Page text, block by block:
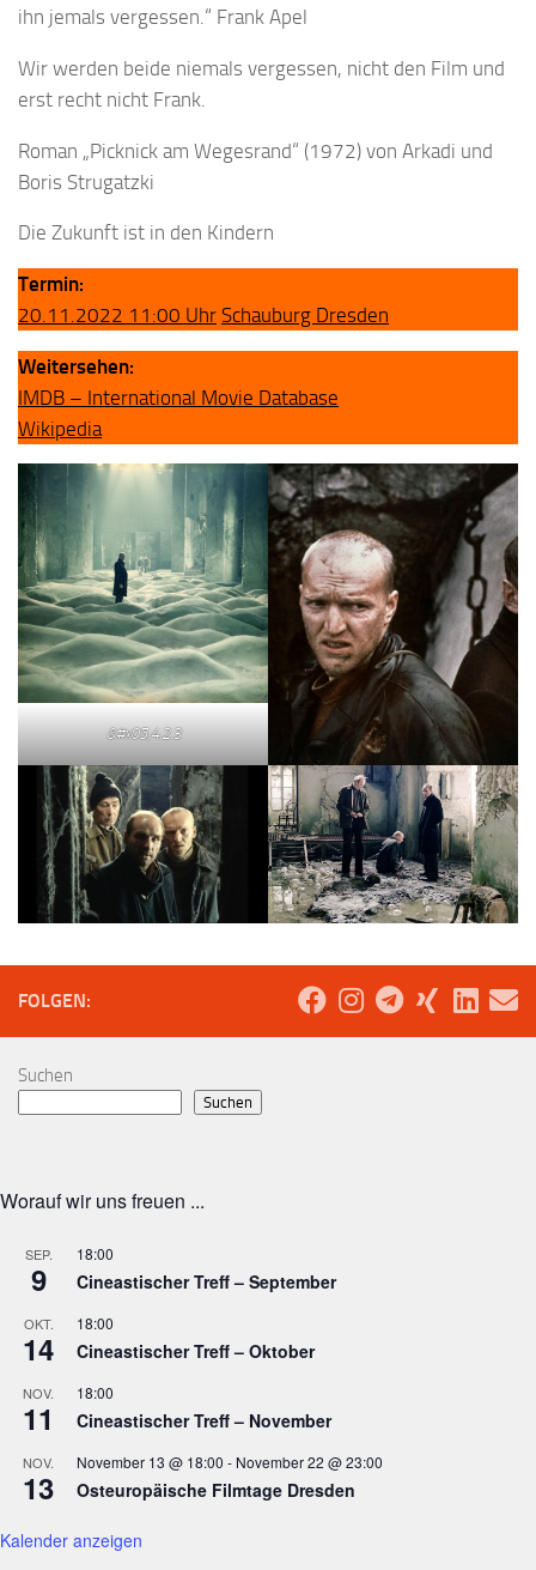
ihn jemals vergessen.“ Frank Apel
Wir werden beide niemals vergessen, nicht den Film und
erst recht nicht Frank.
Roman „Picknick am Wegesrand“ (1972) von Arkadi und
Boris Strugatzki
Die Zukunft ist in den Kindern
Termin:
20.11.2022 11:00 Uhr Schauburg Dresden
Weitersehen:
IMDB – International Movie Database
Wikipedia
&#x05;4.2.3
FOLGEN:
Suchen
Suchen
Worauf wir uns freuen ...
SEP.
9
18:00
Cineastischer Treff – September
OKT.
14
18:00
Cineastischer Treff – Oktober
NOV.
11
18:00
Cineastischer Treff – November
NOV.
13
November 13 @ 18:00 - November 22 @ 23:00
Osteuropäische Filmtage Dresden
Kalender anzeigen